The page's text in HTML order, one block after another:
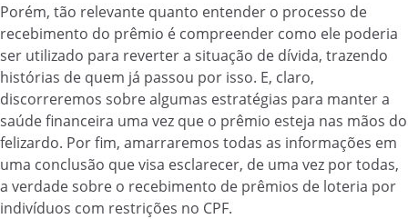
Porém, tão relevante quanto entender o processo de
recebimento do prêmio é compreender como ele poderia
ser utilizado para reverter a situação de dívida, trazendo
histórias de quem já passou por isso. E, claro,
discorreremos sobre algumas estratégias para manter a
saúde financeira uma vez que o prêmio esteja nas mãos do
felizardo. Por fim, amarraremos todas as informações em
uma conclusão que visa esclarecer, de uma vez por todas,
a verdade sobre o recebimento de prêmios de loteria por
indivíduos com restrições no CPF.